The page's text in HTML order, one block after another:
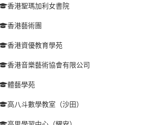
香港聖瑪加利女書院
香港藝術團
香港資優教育學苑
香港音樂藝術協會有限公司
體藝學苑
高八斗數學教室（沙田）